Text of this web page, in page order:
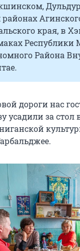
края, в
Республики
Района
дороги нас
усадили за стол